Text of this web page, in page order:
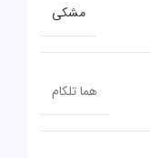
مشکی
هما تلکام